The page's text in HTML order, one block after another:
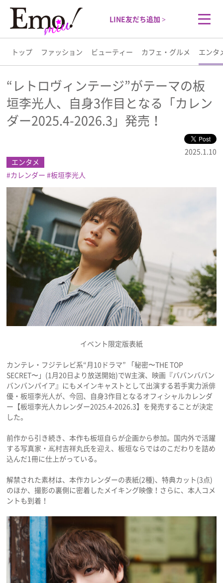
LINE友だち追加 >
トップ ファッション ビューティー カフェ・グルメ エンタ
トップ
ファッション
カフェ・グルメ
エンタメ
ライフスタイル
プレゼント
インタビュー
フィルム
ランキング
Emo!miuとは？
免責事項
プライバシーポリシー
利用規約
お問い合わせ
“レトロヴィンテージ”がテーマの板
垣李光人、自身3作目となる「カレン
ダー2025.4-2026.3」発売！
2025.1.10
エンタメ
カレンダー
板垣李光人
イベント限定版表紙
カンテレ・フジテレビ系“月10ドラマ” 「秘密〜THE TOP
SECRET〜」(1月20日より放送開始)でW主演、映画『ババンババン
バンバンパイア』にもメインキャストとして出演する若手実力派俳
優・板垣李光人が、今回、自身3作目となるオフィシャルカレンダ
ー【板垣李光人カレンダー2025.4-2026.3】を発売することが決定
した。
前作から引き続き、本作も板垣自らが企画から参加。国内外で活躍
する写真家・嶌村吉祥丸氏を迎え、板垣ならではのこだわりを詰め
込んだ1冊に仕上がっている。
解禁された素材は、本作カレンダーの表紙(2種)、特典カット(3点)
のほか、撮影の裏側に密着したメイキング映像！さらに、本人コメ
ントも到着！